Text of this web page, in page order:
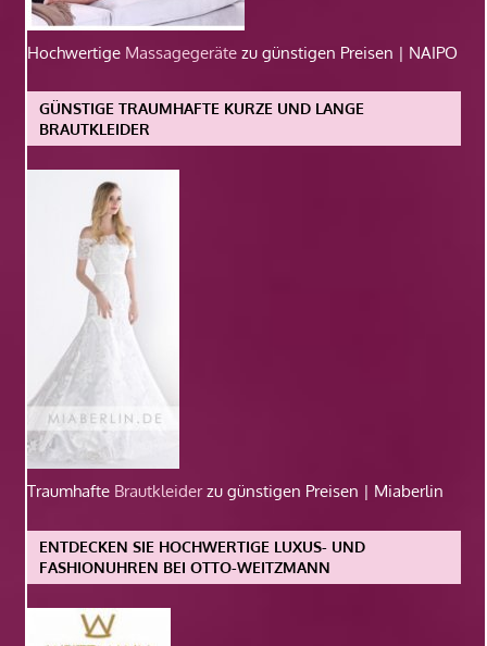
Hochwertige Massagegeräte zu günstigen Preisen | NAIPO
GÜNSTIGE TRAUMHAFTE KURZE UND LANGE
BRAUTKLEIDER
Traumhafte Brautkleiderzu günstigen Preisen | Miaberlin
ENTDECKEN SIE HOCHWERTIGE LUXUS- UND
FASHIONUHREN BEI OTTO-WEITZMANN